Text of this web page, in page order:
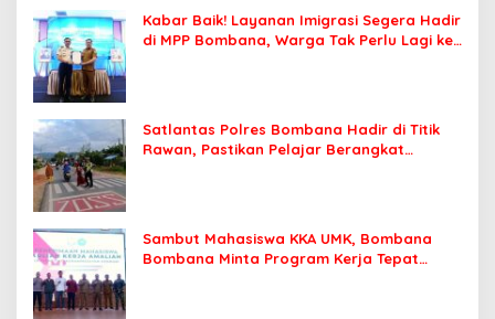
Kabar Baik! Layanan Imigrasi Segera Hadir
di MPP Bombana, Warga Tak Perlu Lagi ke
Satlantas Polres Bombana Hadir di Titik
Rawan, Pastikan Pelajar Berangkat
Sambut Mahasiswa KKA UMK, Bombana
Bombana Minta Program Kerja Tepat